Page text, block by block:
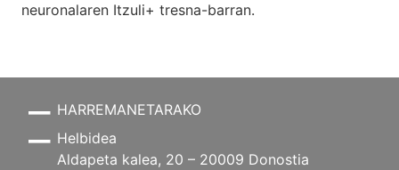
neuronalaren Itzuli+ tresna-barran.
HARREMANETARAKO
Helbidea
Aldapeta kalea, 20 – 20009 Donostia